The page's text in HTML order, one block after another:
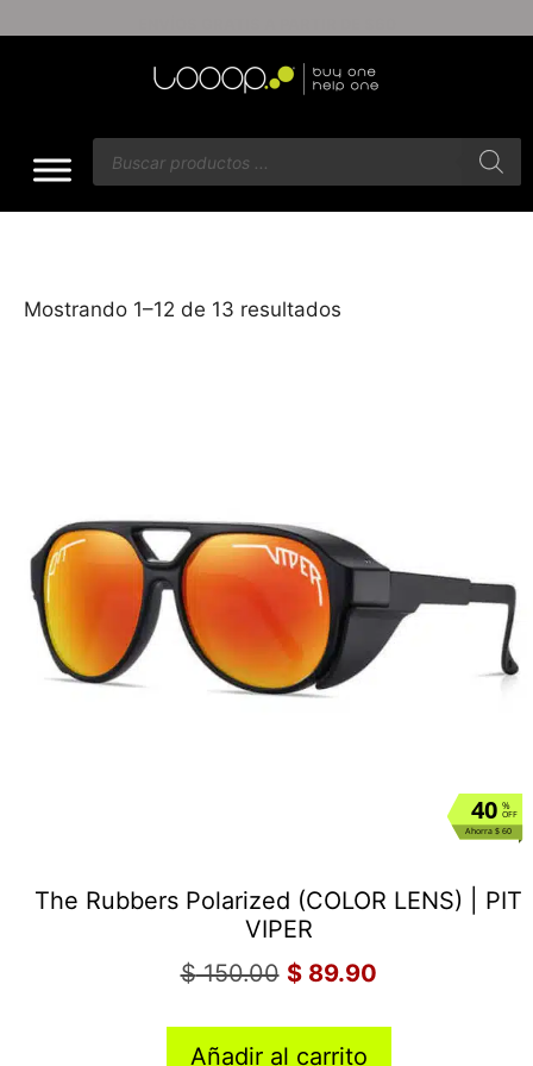
Mostrando 1–12 de 13 resultados
%
OFF
40
Ahorra $ 60
The Rubbers Polarized (COLOR LENS) | PIT
VIPER
$150.00 $89.90
Añadir al carrito